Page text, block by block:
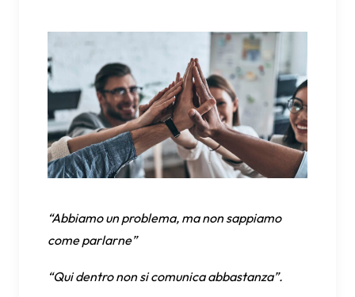
“Abbiamo un problema, ma non sappiamo
come parlarne”
“Qui dentro non si comunica abbastanza”.